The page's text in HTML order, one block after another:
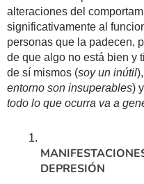
alteraciones del
significativamente al
personas que la padecen,
de que algo no está bien y
de sí mismos (soy un inútil
entorno son insuperables)
todo lo que ocurra va a
DEPRESIÓN